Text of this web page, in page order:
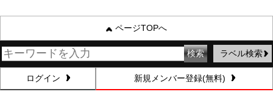
ページTOPへ
ラベル検索
ログイン 新規メンバー登録(無料)